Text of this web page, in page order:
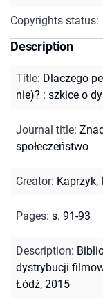
Copyrights status:
Description
Title: Dlaczego
nie)? : szkice o
Journal title:
społeczeństwo
Creator: Kaprzyk,
Pages: s. 91-93
Description:
dystrybucji
Łódź, 2015